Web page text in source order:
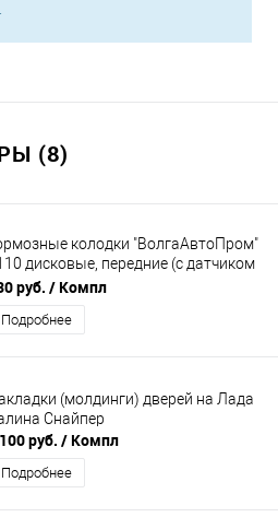
(8)
колодки "ВолгаАвтоПром"
дисковые, передние (с датчиком
для ВАЗ (2108-21099, 2110-
2113-2115), Лада (Калина,
2, Гранта, Гранта FL, Приора)
руб. / Компл
Подробнее
(молдинги) дверей на Лада
Снайпер
руб. / Компл
Подробнее